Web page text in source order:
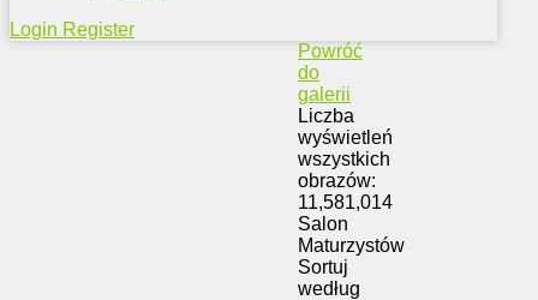
Login Register
Powróć
do
galerii
Liczba
wyświetleń
wszystkich
obrazów:
11,581,014
Salon
Maturzystów
Sortuj
według